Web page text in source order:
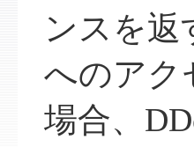
ンスを返
へのアク
場合、